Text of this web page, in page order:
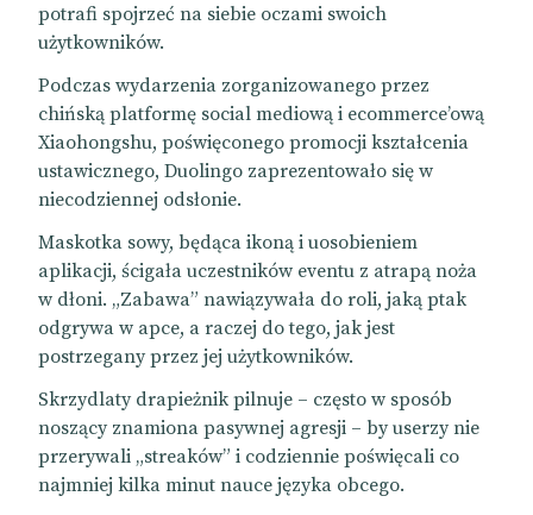
potrafi spojrzeć na siebie oczami swoich
użytkowników.
Podczas wydarzenia zorganizowanego przez
chińską platformę social mediową i ecommerce’ową
Xiaohongshu, poświęconego promocji kształcenia
ustawicznego, Duolingo zaprezentowało się w
niecodziennej odsłonie.
Maskotka sowy, będąca ikoną i uosobieniem
aplikacji, ścigała uczestników eventu z atrapą noża
w dłoni. „Zabawa” nawiązywała do roli, jaką ptak
odgrywa w apce, a raczej do tego, jak jest
postrzegany przez jej użytkowników.
Skrzydlaty drapieżnik pilnuje – często w sposób
noszący znamiona pasywnej agresji – by userzy nie
przerywali „streaków” i codziennie poświęcali co
najmniej kilka minut nauce języka obcego.